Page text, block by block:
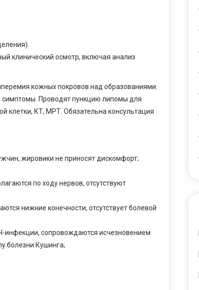
клинический осмотр, включая анализ
кожных покровов над образованиями.
симптомы. Проводят пункцию липомы для
клетки, КТ, МРТ. Обязательна консультация
жировики не приносят дискомфорт;
по ходу нервов, отсутствуют
нижние конечности, отсутствует болевой
инфекции, сопровождаются исчезновением
болезни Кушинга;